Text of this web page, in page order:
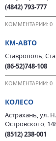
(4842) 793-777
КОММЕНТАРИИ: 0
КМ-АВТО
Ставрополь,
(86-52)748-108
КОММЕНТАРИИ: 0
КОЛЕСО
Астрахань, ул. Н.
Островского,
(8512) 238-001